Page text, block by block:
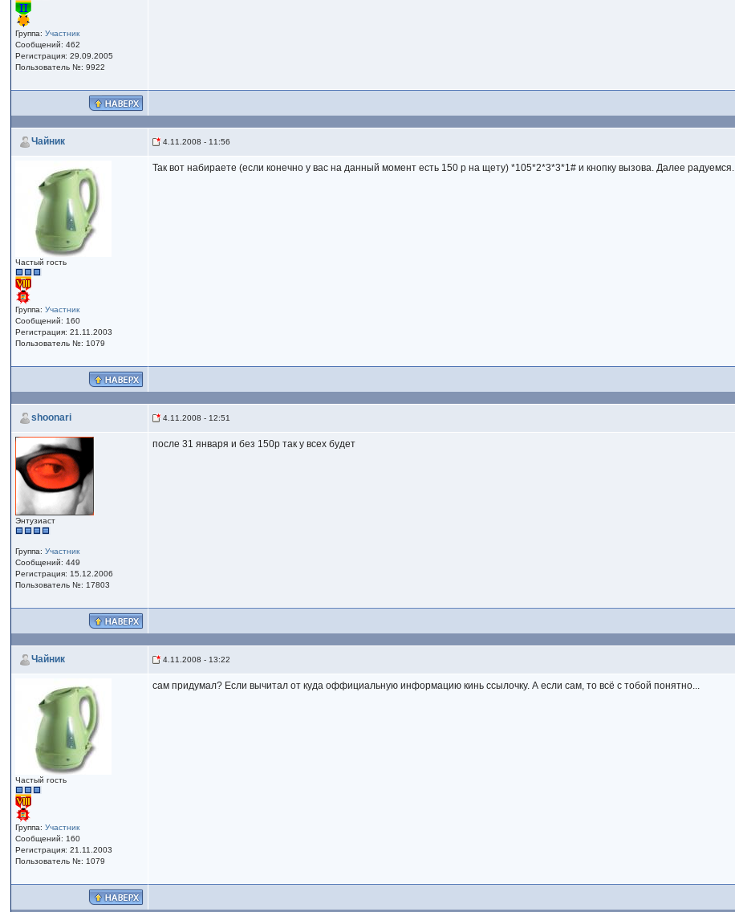
Группа:Участник
Сообщений: 462
Регистрация: 29.09.2005
Пользователь №: 9922
Чайник 4.11.2008 - 11:56
Частый гость
Группа:Участник
Сообщений: 160
Регистрация: 21.11.2003
Пользователь №: 1079
Так вот набираете (если конечно у вас на данный момент есть 150 р на щету) *105*2*3*3*1# и кнопку вызова. Далее радуемся.
shoonari 4.11.2008 - 12:51
Энтузиаст
Группа:Участник
Сообщений: 449
Регистрация: 15.12.2006
Пользователь №: 17803
после 31 января и без 150р так у всех будет
Чайник 4.11.2008 - 13:22
Частый гость
Группа:Участник
Сообщений: 160
Регистрация: 21.11.2003
Пользователь №: 1079
сам придумал? Если вычитал от куда оффициальную информацию кинь ссылочку. А если сам, то всё с тобой понятно...